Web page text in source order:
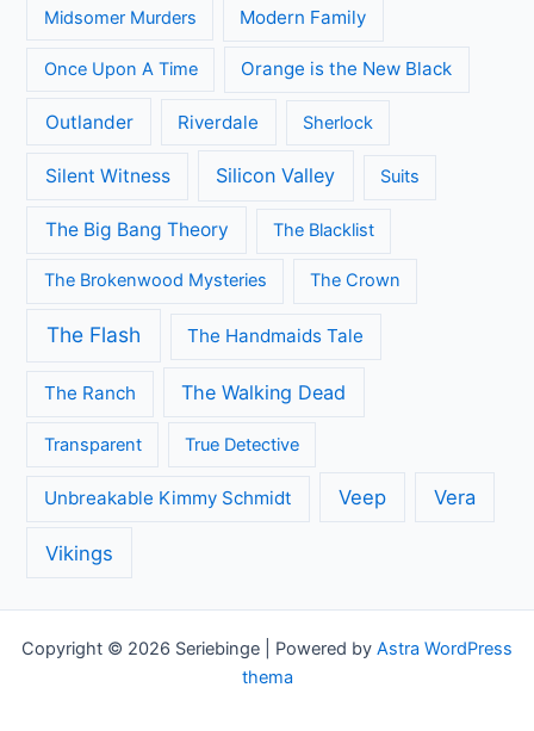
Midsomer Murders Modern Family
Once Upon A Time Orange is the New Black
Outlander Riverdale Sherlock
Silent Witness Silicon Valley Suits
The Big Bang Theory The Blacklist
The Brokenwood Mysteries The Crown
The Flash The Handmaids Tale
The Ranch The Walking Dead
Transparent True Detective
Unbreakable Kimmy Schmidt Veep Vera
Vikings
Copyright © 2026 Seriebinge | Powered by Astra WordPress
thema